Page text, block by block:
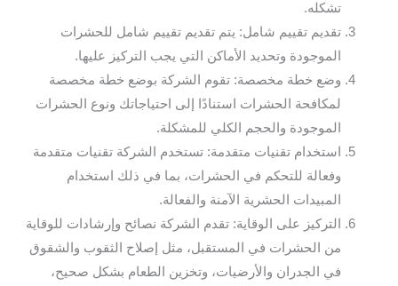
تشكله.
تقديم تقييم شامل: يتم تقديم تقييم شامل للحشرات
الموجودة وتحديد الأماكن التي يجب التركيز عليها.
وضع خطة مخصصة: تقوم الشركة بوضع خطة مخصصة
لمكافحة الحشرات استنادًا إلى احتياجاتك ونوع الحشرات
الموجودة والحجم الكلي للمشكلة.
استخدام تقنيات متقدمة: تستخدم الشركة تقنيات متقدمة
وفعالة للتحكم في الحشرات، بما في ذلك استخدام
المبيدات الحشرية الآمنة والفعالة.
التركيز على الوقاية: تقدم الشركة نصائح وإرشادات للوقاية
من الحشرات في المستقبل، مثل إصلاح الثقوب والشقوق
في الجدران والأرضيات، وتخزين الطعام بشكل صحيح،